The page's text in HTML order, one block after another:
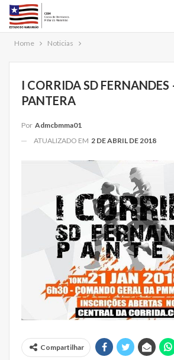
Home Noticias
I CORRIDA SD FERNANDES
PANTERA
Por Admcbmma01
ATUALIZADO EM 2 DE ABRIL DE 2018
Compartilhar